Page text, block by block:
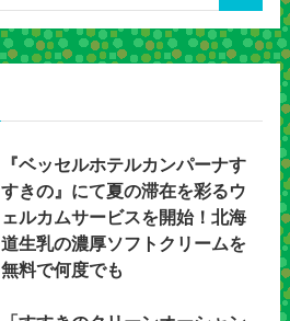
『ベッセルホテルカンパーナす
すきの』にて夏の滞在を彩るウ
ェルカムサービスを開始！北海
道生乳の濃厚ソフトクリームを
無料で何度でも